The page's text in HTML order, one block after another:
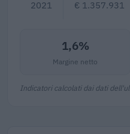
2021 € 1.357.931
1,6%
Margine netto
Indicatori calcolati dai dati